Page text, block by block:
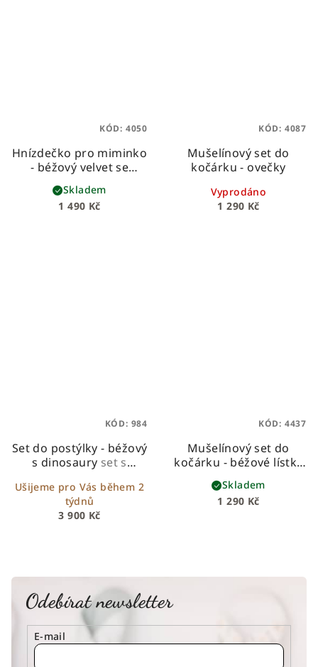
Hnízdečko pro miminko
- béžový velvet se
vzorem "Škola kouzel"
1 490 Kč
Skladem
KÓD: 4050
Mušelínový set do
kočárku - ovečky
1 290 Kč
Vyprodáno
KÓD: 4087
Set do postýlky - béžový
s dinosaury set s
copánkovým
mantinelem a
zavinovačkou
3 900 Kč
Ušijeme pro Vás během 2
týdnů
KÓD: 984
Mušelínový set do
kočárku - béžové lístky
1 290 Kč
Skladem
KÓD: 4437
Odebírat newsletter
E-mail